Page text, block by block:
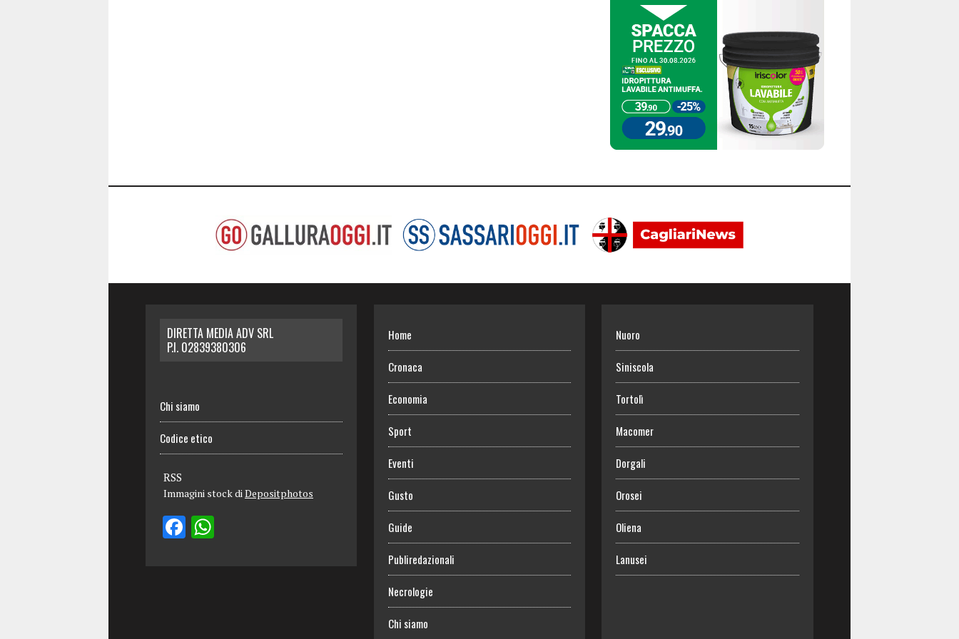
DIRETTA MEDIA ADV SRL
P.I. 02839380306
Chi siamo
Codice etico
RSS
Immagini stock diDepositphotos
Home
Cronaca
Economia
Sport
Eventi
Gusto
Guide
Publiredazionali
Necrologie
Chi siamo
Nuoro
Siniscola
Tortolì
Macomer
Dorgali
Orosei
Oliena
Lanusei